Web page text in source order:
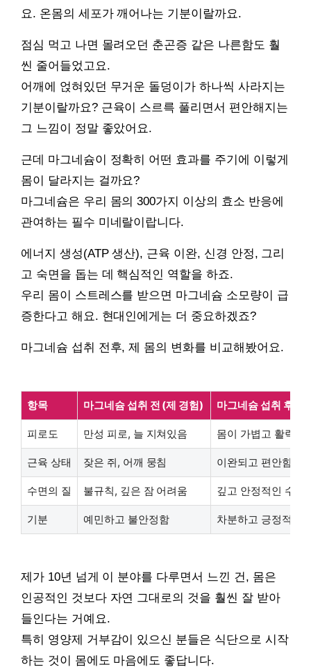
요. 온몸의 세포가 깨어나는 기분이랄까요.
점심 먹고 나면 몰려오던 춘곤증 같은 나른함도 훨
씬 줄어들었고요.
어깨에 얹혀있던 무거운 돌덩이가 하나씩 사라지는
기분이랄까요? 근육이 스르륵 풀리면서 편안해지는
그 느낌이 정말 좋았어요.
근데 마그네슘이 정확히 어떤 효과를 주기에 이렇게
몸이 달라지는 걸까요?
마그네슘은 우리 몸의 300가지 이상의 효소 반응에
관여하는 필수 미네랄이랍니다.
에너지 생성(ATP 생산), 근육 이완, 신경 안정, 그리
고 숙면을 돕는 데 핵심적인 역할을 하죠.
우리 몸이 스트레스를 받으면 마그네슘 소모량이 급
증한다고 해요. 현대인에게는 더 중요하겠죠?
마그네슘 섭취 전후, 제 몸의 변화를 비교해봤어요.
항목 마그네슘 섭취 전 (제 경험) 마그네슘 섭취 후 (
피로도 만성 피로, 늘 지쳐있음 몸이 가볍고 활력 넘
근육 상태 잦은 쥐, 어깨 뭉침 이완되고 편안함
수면의 질 불규칙, 깊은 잠 어려움 깊고 안정적인 수면
기분 예민하고 불안정함 차분하고 긍정적임
제가 10년 넘게 이 분야를 다루면서 느낀 건, 몸은
인공적인 것보다 자연 그대로의 것을 훨씬 잘 받아
들인다는 거예요.
특히 영양제 거부감이 있으신 분들은 식단으로 시작
하는 것이 몸에도 마음에도 좋답니다.